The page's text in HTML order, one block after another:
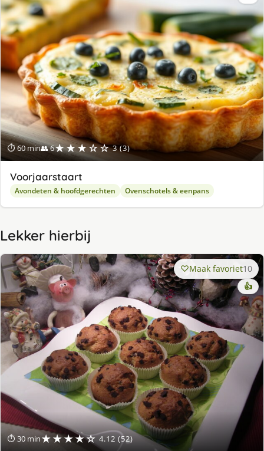
⏱ 60 min👥 6★★★☆☆ 3 (3)
Voorjaarstaart
Avondeten & hoofdgerechten Ovenschotels & eenpans
Lekker hierbij
⏱ 30 min★★★★☆ 4.12 (52)
Maak favoriet10
👍